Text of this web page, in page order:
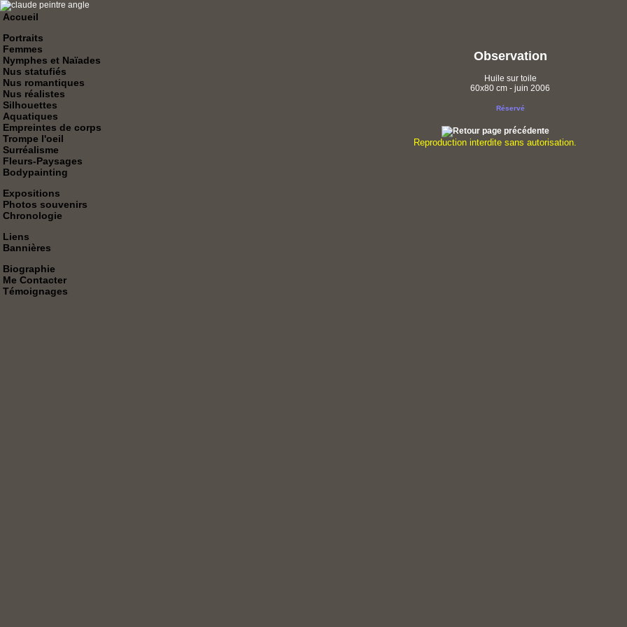
Accueil
Portraits
Femmes
Nymphes et Naïades
Nus statufiés
Nus romantiques
Nus réalistes
Silhouettes
Aquatiques
Empreintes de corps
Trompe l'oeil
Surréalisme
Fleurs-Paysages
Bodypainting
Expositions
Photos souvenirs
Chronologie
Liens
Bannières
Biographie
Me Contacter
Témoignages
Observation
Huile sur toile
60x80 cm - juin 2006
Réservé
Reproduction interdite sans autorisation.